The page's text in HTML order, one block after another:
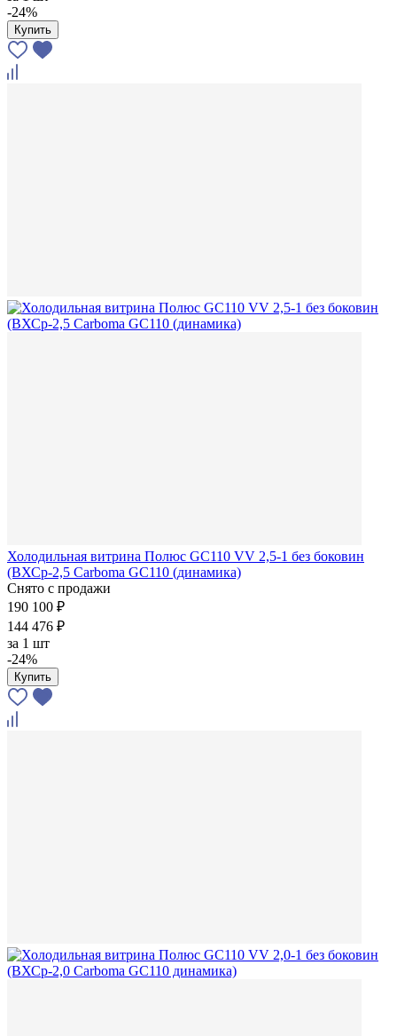
-24%
Купить
Холодильная витрина Полюс GC110 VV 2,5-1 без боковин
(ВХСр-2,5 Carboma GC110 (динамика)
Снято с продажи
190 100 ₽
144 476 ₽
за 1 шт
-24%
Купить